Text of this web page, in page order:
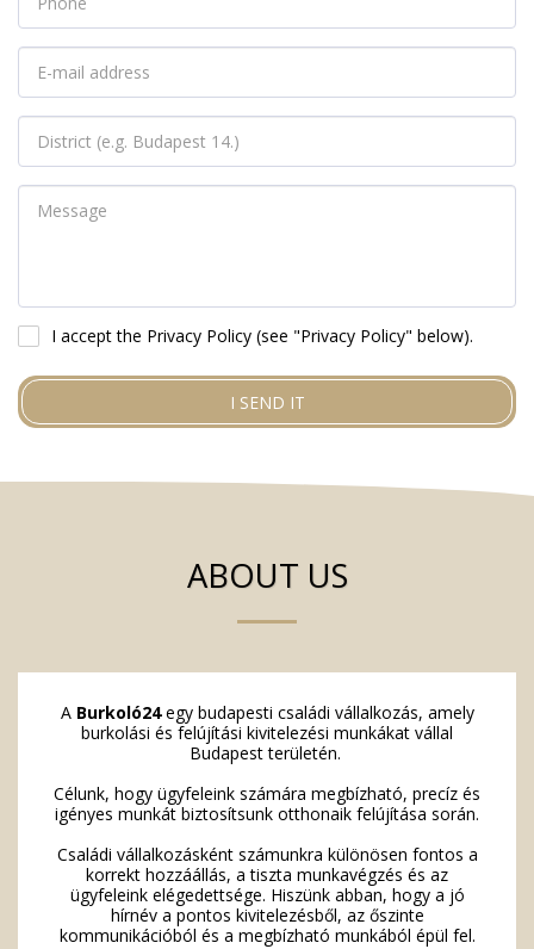
I accept the Privacy Policy (see "Privacy Policy" below).
I SEND IT
ABOUT US
A Burkoló24egy budapesti családi vállalkozás, amely
burkolási és felújítási kivitelezési munkákat vállal
Budapest területén.
Célunk, hogy ügyfeleink számára megbízható, precíz és
igényes munkát biztosítsunk otthonaik felújítása során.
Családi vállalkozásként számunkra különösen fontos a
korrekt hozzáállás, a tiszta munkavégzés és az
ügyfeleink elégedettsége. Hiszünk abban, hogy a jó
hírnév a pontos kivitelezésből, az őszinte
kommunikációból és a megbízható munkából épül fel.